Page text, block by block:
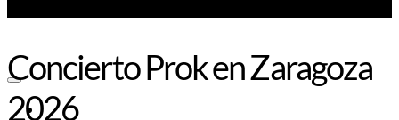
Noticias
Concierto Prok en Zaragoza
2026